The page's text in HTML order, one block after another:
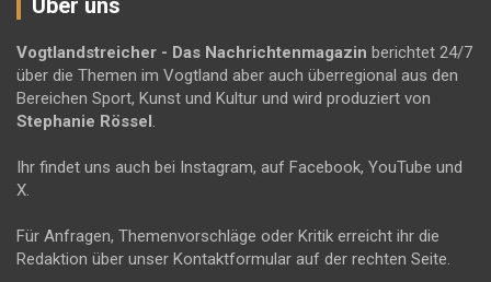
Über uns
Vogtlandstreicher - Das Nachrichtenmagazin berichtet 24/7
über die Themen im Vogtland aber auch überregional aus den
Bereichen Sport, Kunst und Kultur und wird produziert von
Stephanie Rössel .
Ihr findet uns auch bei Instagram, auf Facebook, YouTube und
X.
Für Anfragen, Themenvorschläge oder Kritik erreicht ihr die
Redaktion über unser Kontaktformular auf der rechten Seite.